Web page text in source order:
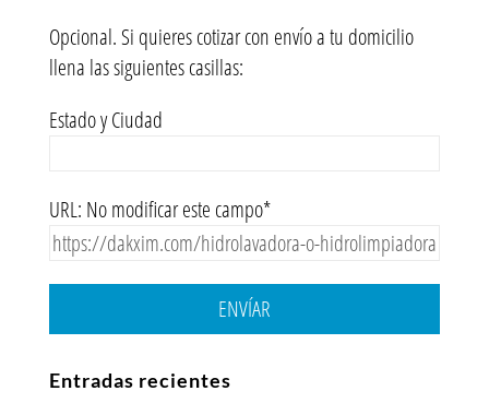
Opcional. Si quieres cotizar con envío a tu domicilio
llena las siguientes casillas:
Estado y Ciudad
URL: No modificar este campo*
ENVÍAR
Entradas recientes